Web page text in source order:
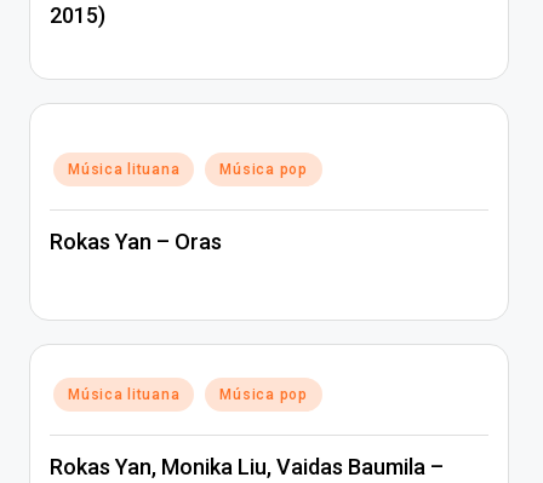
2015)
Posted
in
Música lituana Música pop
Rokas Yan – Oras
Posted
in
Música lituana Música pop
Rokas Yan, Monika Liu, Vaidas Baumila –